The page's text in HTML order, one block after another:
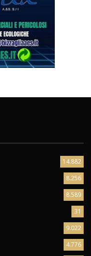
14.882
8.256
8.589
31
9.022
4.776